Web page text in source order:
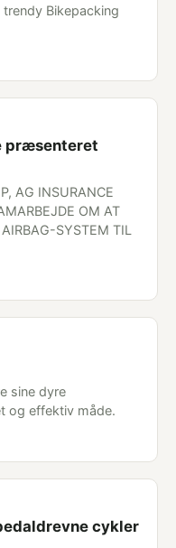
Bikepacking
præsenteret
AG INSURANCE
OM AT
SYSTEM TIL
sine dyre
og effektiv måde.
cykler